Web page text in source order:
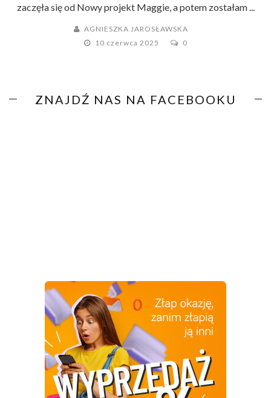
zaczęła się od Nowy projekt Maggie, a potem zostałam ...
AGNIESZKA JAROSŁAWSKA
10 czerwca 2025
0
ZNAJDŹ NAS NA FACEBOOKU